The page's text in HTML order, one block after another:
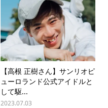
【高根 正樹さん】サンリオピ
ューロランド公式アイドルと
して駆...
2023.07.03